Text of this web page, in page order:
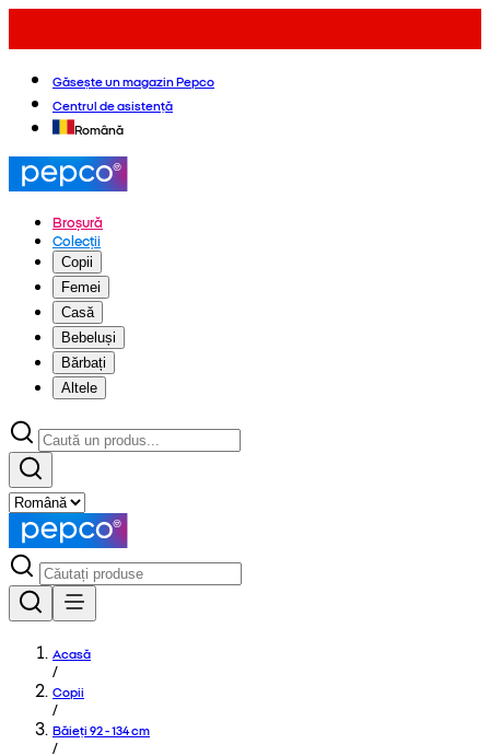
Găsește un magazin Pepco
Centrul de asistență
Română
Broșură
Colecții
Copii
Femei
Casă
Bebeluși
Bărbați
Altele
Acasă
/
Copii
/
Băieți 92 - 134 cm
/